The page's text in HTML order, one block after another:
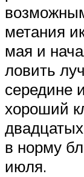
метания
мая и
ловить
середине
хороший
в норму
июля.